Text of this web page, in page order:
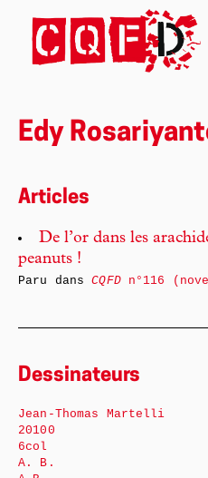
Edy
Articles
De l’or dans les
peanuts !
Paru dansCQFDn°116
Dessinateurs
Jean-Thomas Martelli
20100
6col
A. B.